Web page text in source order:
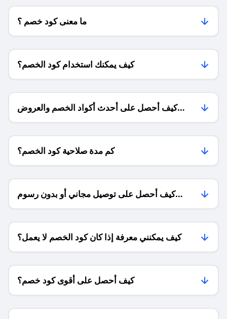
ما معنى كود خصم ؟
كيف يمكنك استخدام كود الخصم؟
كيف أحصل على أحدث أكواد الخصم والعروض
للمتاجر؟
كم مدة صلاحية كود الخصم؟
كيف أحصل على توصيل مجاني أو بدون رسوم
الشحن ؟
كيف يمكنني معرفة إذا كان كود الخصم لا يعمل؟
كيف أحصل على أقوى كود خصم؟